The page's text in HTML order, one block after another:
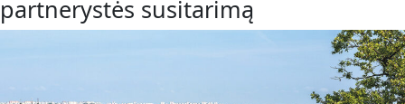
partnerystės susitarimą